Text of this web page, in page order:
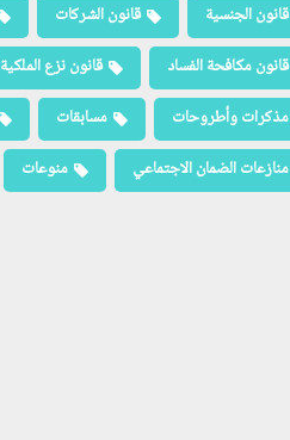
قانون الجنسية
قانون الشركات
قانون مكافحة الفساد
قانون نزع الملكية
مذكرات وأطروحات
مسابقات
منازعات الضمان الاجتماعي
منوعات